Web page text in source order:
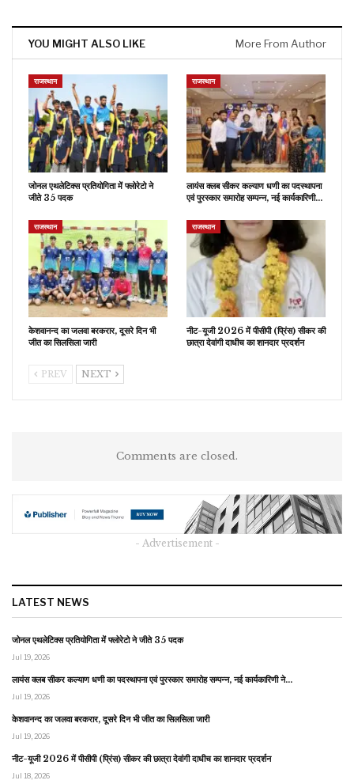
YOU MIGHT ALSO LIKE More From Author
राजस्थान
जोनल एथलेटिक्स प्रतियोगिता में फ्लोरेटो ने
जीते 35 पदक
राजस्थान
लायंस क्लब सीकर कल्याण धणी का पदस्थापना
एवं पुरस्कार समारोह सम्पन्न, नई कार्यकारिणी…
राजस्थान
केशवानन्द का जलवा बरकरार, दूसरे दिन भी
जीत का सिलसिला जारी
राजस्थान
नीट-यूजी 2026 में पीसीपी (प्रिंस) सीकर की
छात्रा देवांगी दाधीच का शानदार प्रदर्शन
PREV NEXT
Comments are closed.
- Advertisement -
LATEST NEWS
जोनल एथलेटिक्स प्रतियोगिता में फ्लोरेटो ने जीते 35 पदक
Jul 19, 2026
लायंस क्लब सीकर कल्याण धणी का पदस्थापना एवं पुरस्कार समारोह सम्पन्न, नई कार्यकारिणी ने…
Jul 19, 2026
केशवानन्द का जलवा बरकरार, दूसरे दिन भी जीत का सिलसिला जारी
Jul 19, 2026
नीट-यूजी 2026 में पीसीपी (प्रिंस) सीकर की छात्रा देवांगी दाधीच का शानदार प्रदर्शन
Jul 18, 2026